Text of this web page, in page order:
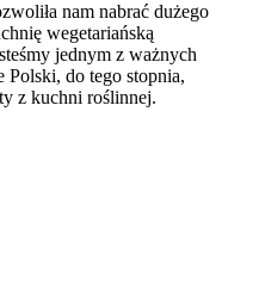
nam nabrać dużego
wegetariańską
jednym z ważnych
Polski, do tego stopnia,
z kuchni roślinnej.